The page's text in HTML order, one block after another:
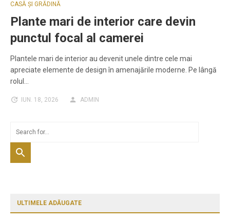
CASĂ ȘI GRĂDINĂ
Plante mari de interior care devin
punctul focal al camerei
Plantele mari de interior au devenit unele dintre cele mai
apreciate elemente de design în amenajările moderne. Pe lângă
rolul…
IUN. 18, 2026 ADMIN
ULTIMELE ADĂUGATE